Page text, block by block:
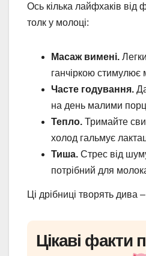
Ось кілька лайфхаків від
толк у молоці:
Масаж вимені.
ганчіркою стимулює
Часте годування.
на день малими
Тепло. Тримайте
холод гальмує
Тиша. Стрес від
потрібний для
Ці дрібниці творять дива
Цікаві факти